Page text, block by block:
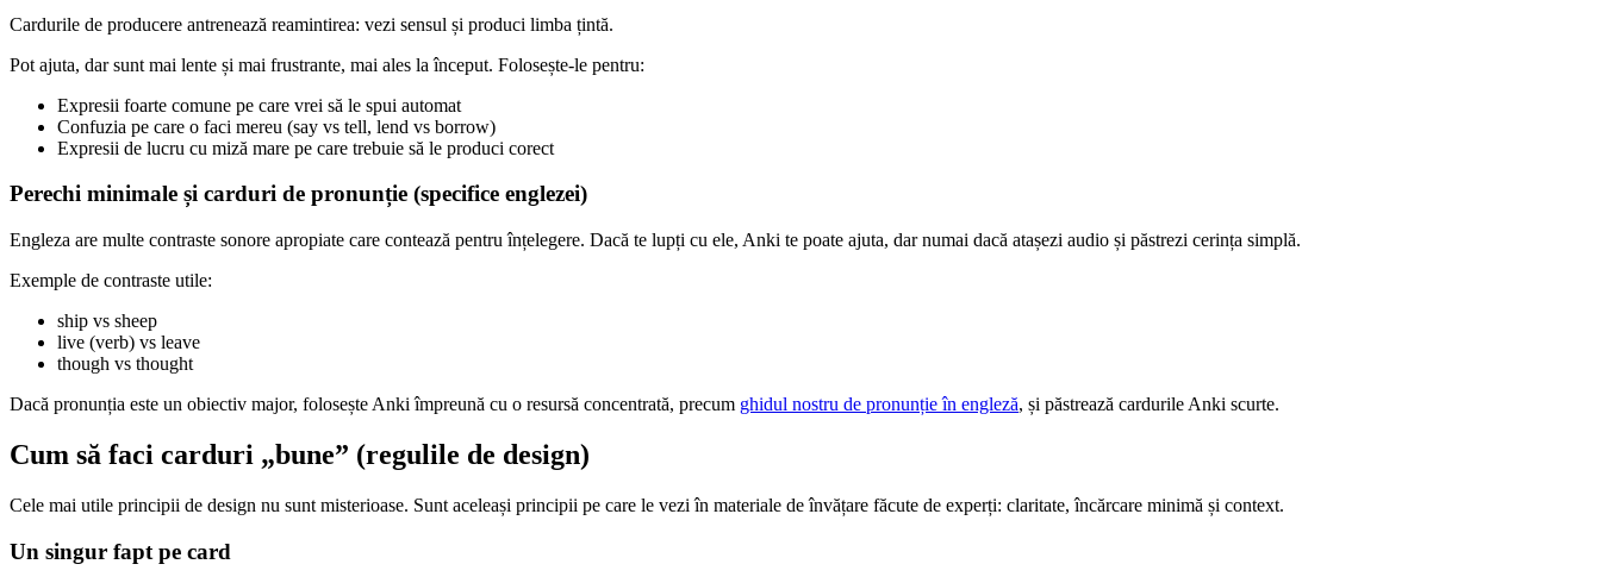
Cardurile de producere antrenează reamintirea: vezi sensul și produci limba țintă.
Pot ajuta, dar sunt mai lente și mai frustrante, mai ales la început. Folosește-le pentru:
Expresii foarte comune pe care vrei să le spui automat
Confuzia pe care o faci mereu (say vs tell, lend vs borrow)
Expresii de lucru cu miză mare pe care trebuie să le produci corect
Perechi minimale și carduri de pronunție (specifice englezei)
Engleza are multe contraste sonore apropiate care contează pentru înțelegere. Dacă te lupți cu ele, Anki te poate ajuta, dar numai dacă atașezi audio și păstrezi cerința simplă.
Exemple de contraste utile:
ship vs sheep
live (verb) vs leave
though vs thought
Dacă pronunția este un obiectiv major, folosește Anki împreună cu o resursă concentrată, precum ghidul nostru de pronunție în engleză, și păstrează cardurile Anki scurte.
Cum să faci carduri „bune” (regulile de design)
Cele mai utile principii de design nu sunt misterioase. Sunt aceleași principii pe care le vezi în materiale de învățare făcute de experți: claritate, încărcare minimă și context.
Un singur fapt pe card